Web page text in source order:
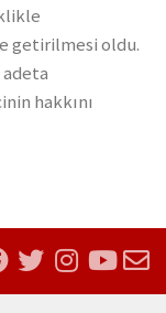
getirilmesi oldu.
hakkını